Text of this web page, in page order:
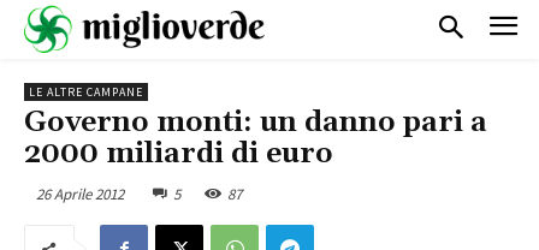
LE ALTRE CAMPANE
Governo monti: un danno pari a
2000 miliardi di euro
26 Aprile 2012 5 87